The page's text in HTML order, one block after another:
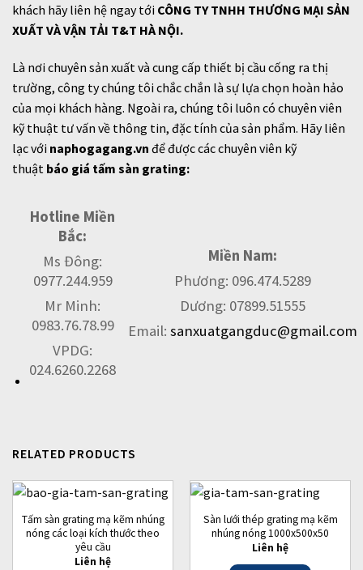
khách hãy liên hệ ngay tới CÔNG TY TNHH THƯƠNG MẠI SẢN
XUẤT VÀ VẬN TẢI T&T HÀ NỘI.
Là nơi chuyên sản xuất và cung cấp thiết bị cầu cống ra thị
trường, công ty chúng tôi chắc chắn là sự lựa chọn hoàn hảo
của mọi khách hàng. Ngoài ra, chúng tôi luôn có chuyên viên
kỹ thuật tư vấn về thông tin, đặc tính của sản phẩm. Hãy liên
lạc với naphogagang.vn để được các chuyên viên kỹ
thuật báo giá tấm sàn grating:
Hotline Miền
Bắc:
Ms Đông:
0977.244.959
Mr Minh:
0983.76.78.99
VPDG:
024.6260.2268
Miền Nam:
Phương: 096.474.5289
Dương: 07899.51555
Email:sanxuatgangduc@gmail.com
RELATED PRODUCTS
Tấm sàn grating mạ kẽm nhúng
nóng các loại kích thước theo
yêu cầu
Liên hệ
Sàn lưới thép grating mạ kẽm
nhúng nóng 1000x500x50
Liên hệ